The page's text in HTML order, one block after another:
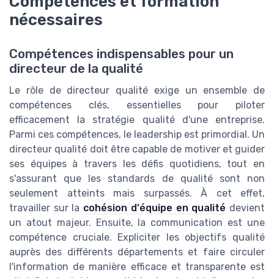
nécessaires
Compétences indispensables pour un
directeur de la qualité
Le rôle de directeur qualité exige un ensemble de
compétences clés, essentielles pour piloter
efficacement la stratégie qualité d'une entreprise.
Parmi ces compétences, le leadership est primordial. Un
directeur qualité doit être capable de motiver et guider
ses équipes à travers les défis quotidiens, tout en
s'assurant que les standards de qualité sont non
seulement atteints mais surpassés. À cet effet,
travailler sur la cohésion d'équipe en qualité devient
un atout majeur. Ensuite, la communication est une
compétence cruciale. Expliciter les objectifs qualité
auprès des différents départements et faire circuler
l'information de manière efficace et transparente est